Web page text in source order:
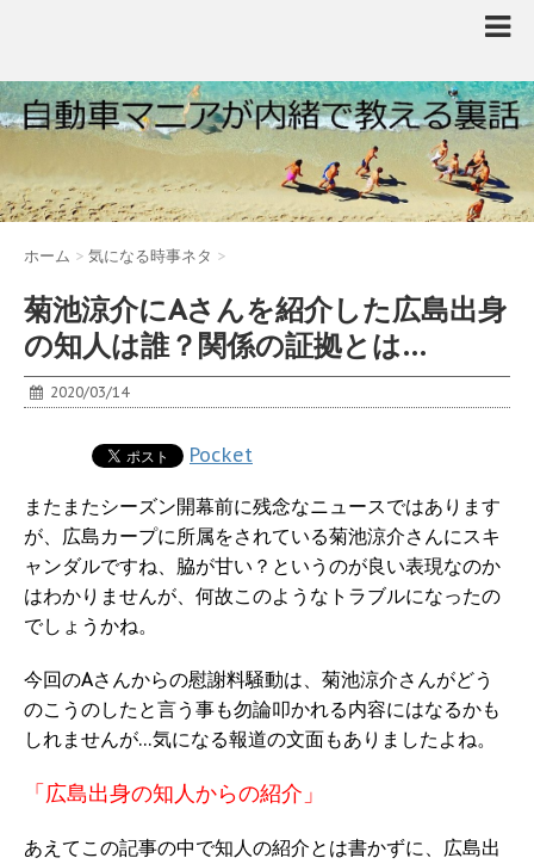
ホーム > 気になる時事ネタ >
菊池涼介にAさんを紹介した広島出身
の知人は誰？関係の証拠とは…
2020/03/14
Pocket
またまたシーズン開幕前に残念なニュースではあります
が、広島カープに所属をされている菊池涼介さんにスキ
ャンダルですね、脇が甘い？というのが良い表現なのか
はわかりませんが、何故このようなトラブルになったの
でしょうかね。
今回のAさんからの慰謝料騒動は、菊池涼介さんがどう
のこうのしたと言う事も勿論叩かれる内容にはなるかも
しれませんが…気になる報道の文面もありましたよね。
「広島出身の知人からの紹介」
あえてこの記事の中で知人の紹介とは書かずに、広島出